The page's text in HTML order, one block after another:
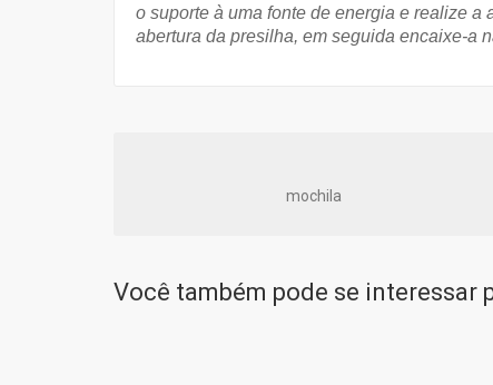
o suporte à uma fonte de energia e realize a
abertura da presilha, em seguida encaixe-a
mochila
Você também pode se interessar